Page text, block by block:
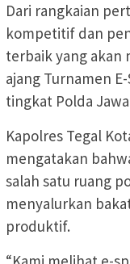
Dari rangkaian
kompetitif dan
terbaik yang akan
ajang Turnamen
tingkat Polda
Kapolres Tegal
mengatakan
salah satu ruang
menyalurkan
produktif.